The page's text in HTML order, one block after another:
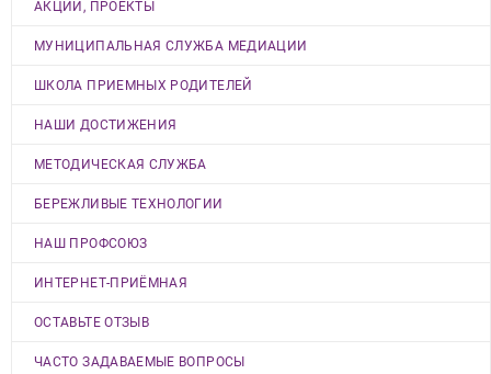
АКЦИИ, ПРОЕКТЫ
МУНИЦИПАЛЬНАЯ СЛУЖБА МЕДИАЦИИ
ШКОЛА ПРИЕМНЫХ РОДИТЕЛЕЙ
НАШИ ДОСТИЖЕНИЯ
МЕТОДИЧЕСКАЯ СЛУЖБА
БЕРЕЖЛИВЫЕ ТЕХНОЛОГИИ
НАШ ПРОФСОЮЗ
ИНТЕРНЕТ-ПРИЁМНАЯ
ОСТАВЬТЕ ОТЗЫВ
ЧАСТО ЗАДАВАЕМЫЕ ВОПРОСЫ